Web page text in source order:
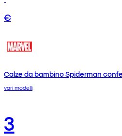
€
Calze da bambino Spiderman
vari modelli
3